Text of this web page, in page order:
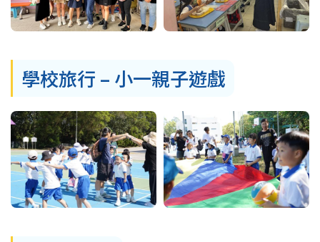
學校旅行 – 小一親子遊戲